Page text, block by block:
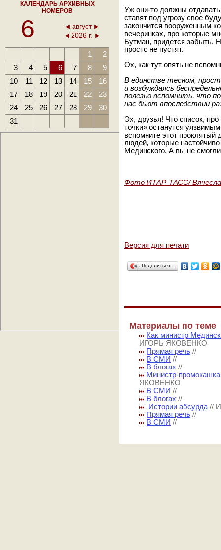
КАЛЕНДАРЬ АРХИВНЫХ
НОМЕРОВ
6
август
2026 г.
1
2
3
4 5 6 7 8
9
10
11 12 13 14 15
16
17
18 19 20 21 22
23
24
25 26 27 28 29
30
31
Уж они-то должны
ставят под угрозу свое
закончится вооруженным
вечеринках, про которые
Бутман, придется забыть.
просто не пустят.
Ох, как тут опять не
В единстве тесном,
и возбуждаясь
полезно вспомнить, что
нас бьют впоследствии
Эх, друзья! Что список, про
точки» останутся
вспомните этот проклятый
людей, которые
Мединского. А вы не смогли
Фото ИТАР-ТАСС/
Версия для печати
Поделиться…
Материалы по теме
Как министр
ИГОРЬ ЯКОВЕНКО
Прямая речь //
В СМИ //
В блогах //
Министр-
ЯКОВЕНКО
В СМИ //
В блогах //
Истории абсурда //
Прямая речь //
В СМИ //